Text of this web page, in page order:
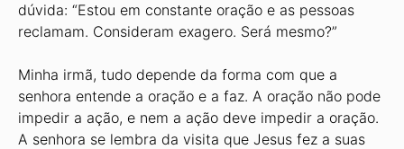
dúvida: “Estou em constante oração e as pessoas
reclamam. Consideram exagero. Será mesmo?”
Minha irmã, tudo depende da forma com que a
senhora entende a oração e a faz. A oração não pode
impedir a ação, e nem a ação deve impedir a oração.
A senhora se lembra da visita que Jesus fez a suas